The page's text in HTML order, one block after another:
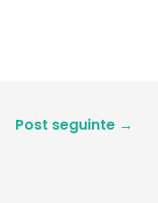
Post seguinte →